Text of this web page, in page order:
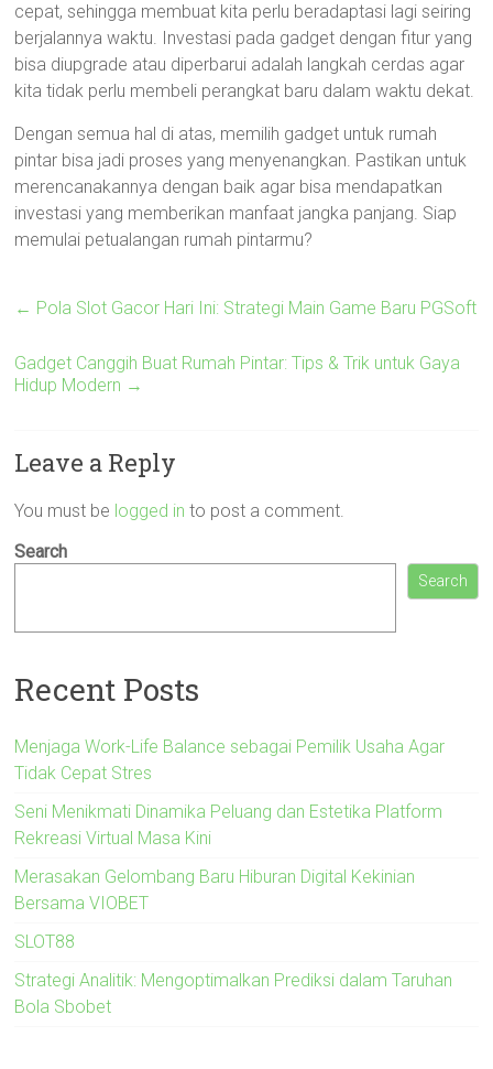
cepat, sehingga membuat kita perlu beradaptasi lagi seiring
berjalannya waktu. Investasi pada gadget dengan fitur yang
bisa diupgrade atau diperbarui adalah langkah cerdas agar
kita tidak perlu membeli perangkat baru dalam waktu dekat.
Dengan semua hal di atas, memilih gadget untuk rumah
pintar bisa jadi proses yang menyenangkan. Pastikan untuk
merencanakannya dengan baik agar bisa mendapatkan
investasi yang memberikan manfaat jangka panjang. Siap
memulai petualangan rumah pintarmu?
← Pola Slot Gacor Hari Ini: Strategi Main Game Baru PGSoft
Gadget Canggih Buat Rumah Pintar: Tips & Trik untuk Gaya
Hidup Modern →
Leave a Reply
You must be logged in to post a comment.
Search
Search
Recent Posts
Menjaga Work-Life Balance sebagai Pemilik Usaha Agar
Tidak Cepat Stres
Seni Menikmati Dinamika Peluang dan Estetika Platform
Rekreasi Virtual Masa Kini
Merasakan Gelombang Baru Hiburan Digital Kekinian
Bersama VIOBET
SLOT88
Strategi Analitik: Mengoptimalkan Prediksi dalam Taruhan
Bola Sbobet